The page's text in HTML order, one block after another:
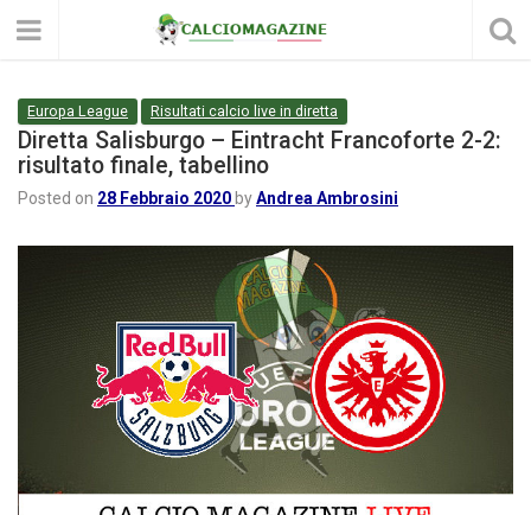
Europa League Risultati calcio live in diretta
Diretta Salisburgo – Eintracht Francoforte 2-2:
risultato finale, tabellino
Posted on 28 Febbraio 2020 byAndrea Ambrosini